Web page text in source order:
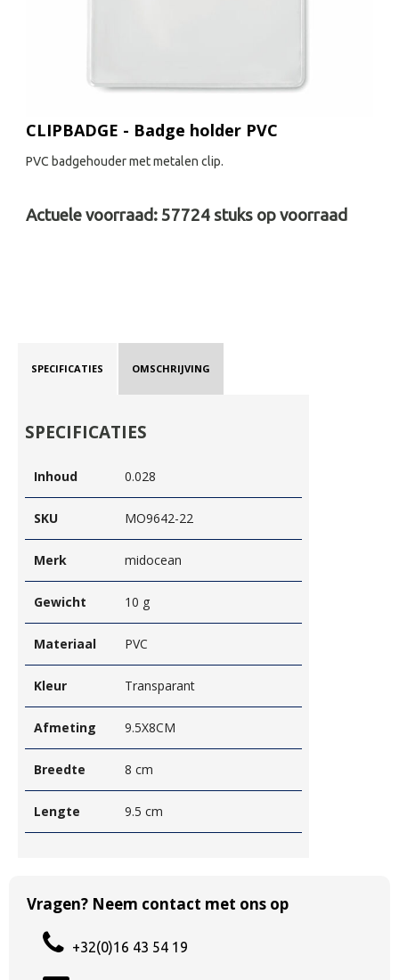
CLIPBADGE - Badge holder PVC
PVC badgehouder met metalen clip.
Actuele voorraad:57724 stuks op voorraad
SPECIFICATIES OMSCHRIJVING
SPECIFICATIES
Inhoud 0.028
SKU MO9642-22
Merk midocean
Gewicht 10 g
Materiaal PVC
Kleur Transparant
Afmeting 9.5X8CM
Breedte 8 cm
Lengte 9.5 cm
Vragen? Neem contact met ons op
+32(0)16 43 54 19